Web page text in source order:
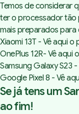
Temos de considerar
ter o processador tão
mais preparados
Xiaomi 13T - Vê aqui o
OnePlus 12R- Vê aqui
Samsung Galaxy S23
Google Pixel 8 - Vê
Se já tens um
ao fim!